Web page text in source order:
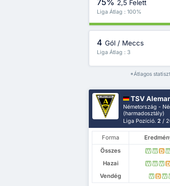
75% 2,5 Felett
Liga Átlag : 100%
4 Gól / Meccs
Liga Átlag : 3
*Átlagos
TSV
Németország -
(harmadosztály)
Liga Pozíció.2 /
Forma
Összes
W W D W
Hazai
W W W D
Vendég
W D W